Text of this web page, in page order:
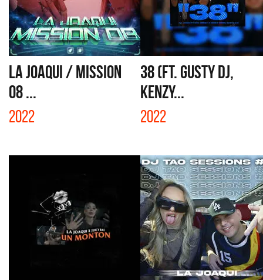
LA JOAQUI / MISSION
08 ...
2022
38 (FT. GUSTY DJ,
KENZY...
2022